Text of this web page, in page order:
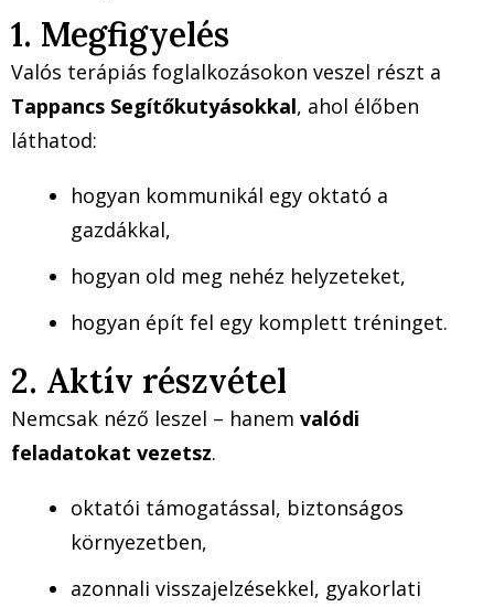
1. Megfigyelés
Valós terápiás foglalkozásokon veszel részt a
Tappancs Segítőkutyásokkal, ahol élőben
láthatod:
hogyan kommunikál egy oktató a
gazdákkal,
hogyan old meg nehéz helyzeteket,
hogyan épít fel egy komplett tréninget.
2. Aktív részvétel
Nemcsak néző leszel – hanem valódi
feladatokat vezetsz.
oktatói támogatással, biztonságos
környezetben,
azonnali visszajelzésekkel, gyakorlati